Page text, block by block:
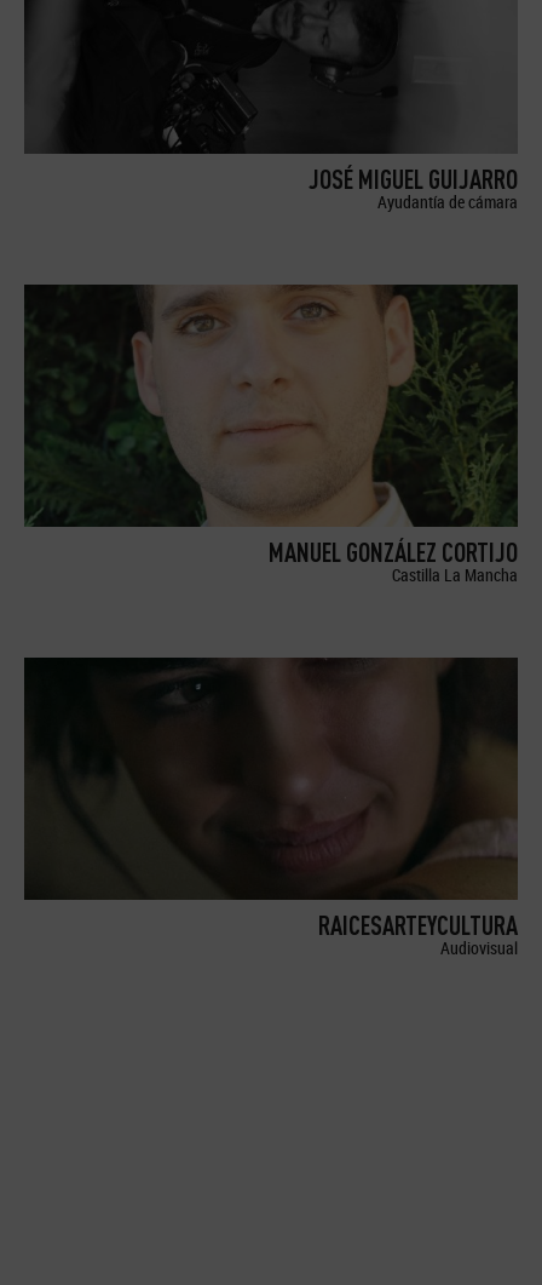
JOSÉ MIGUEL GUIJARRO
Ayudantía de cámara
MANUEL GONZÁLEZ CORTIJO
Castilla La Mancha
RAICESARTEYCULTURA
Audiovisual